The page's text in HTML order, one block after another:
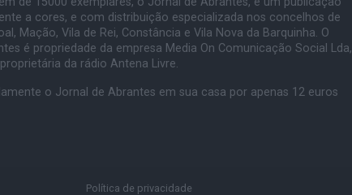
a cores, e com distribuição especializada nos concelhos de
Mação, Vila de Rei, Constância e Vila Nova da Barquinha. O
é propriedade da empresa Media On Comunicação Social Lda,
da rádio Antena Livre.
o Jornal de Abrantes em sua casa por apenas 12 euros
Política de privacidade